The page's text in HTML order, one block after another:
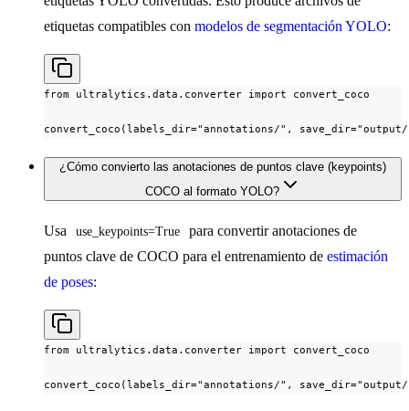
etiquetas compatibles con modelos de segmentación YOLO:
from ultralytics.data.converter import convert_coco
convert_coco(labels_dir="annotations/", save_dir="output/
¿Cómo convierto las anotaciones de puntos clave (keypoints)
COCO al formato YOLO?
Usa use_keypoints=True
para convertir anotaciones de
puntos clave de COCO para el entrenamiento de estimación
de poses:
from ultralytics.data.converter import convert_coco
convert_coco(labels_dir="annotations/",